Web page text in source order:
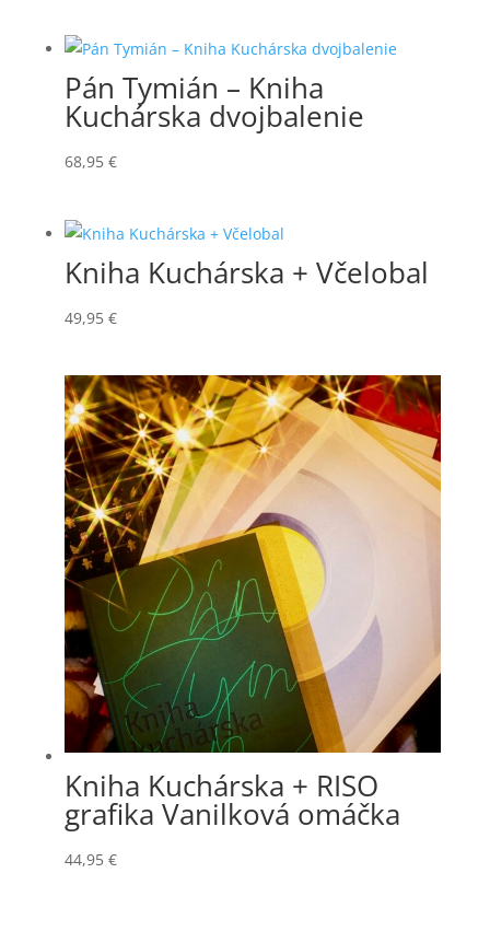
Pán Tymián – Kniha
Kuchárska dvojbalenie
68,95 €
Kniha Kuchárska + Včelobal
49,95 €
Kniha Kuchárska + RISO
grafika Vanilková omáčka
44,95 €